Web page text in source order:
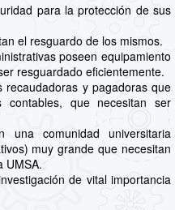
para la protección de sus
el resguardo de los mismos.
poseen equipamiento
resguardado eficientemente.
y pagadoras que
contables, que necesitan ser
comunidad universitaria
muy grande que necesitan
UMSA.
de vital importancia